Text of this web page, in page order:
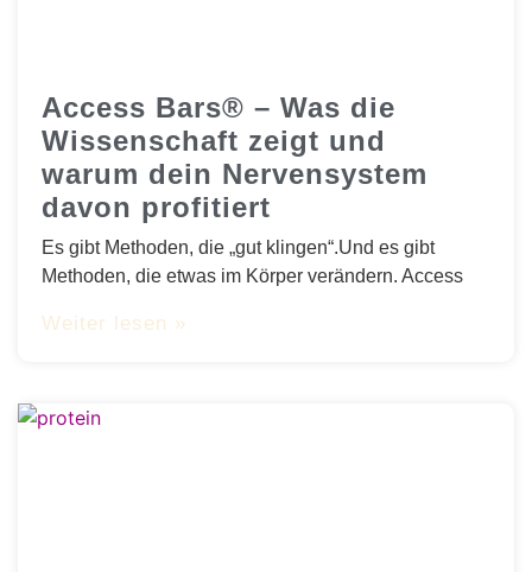
Access Bars® – Was die
Wissenschaft zeigt und
warum dein Nervensystem
davon profitiert
Es gibt Methoden, die „gut klingen“.Und es gibt
Methoden, die etwas im Körper verändern. Access
Weiter lesen »